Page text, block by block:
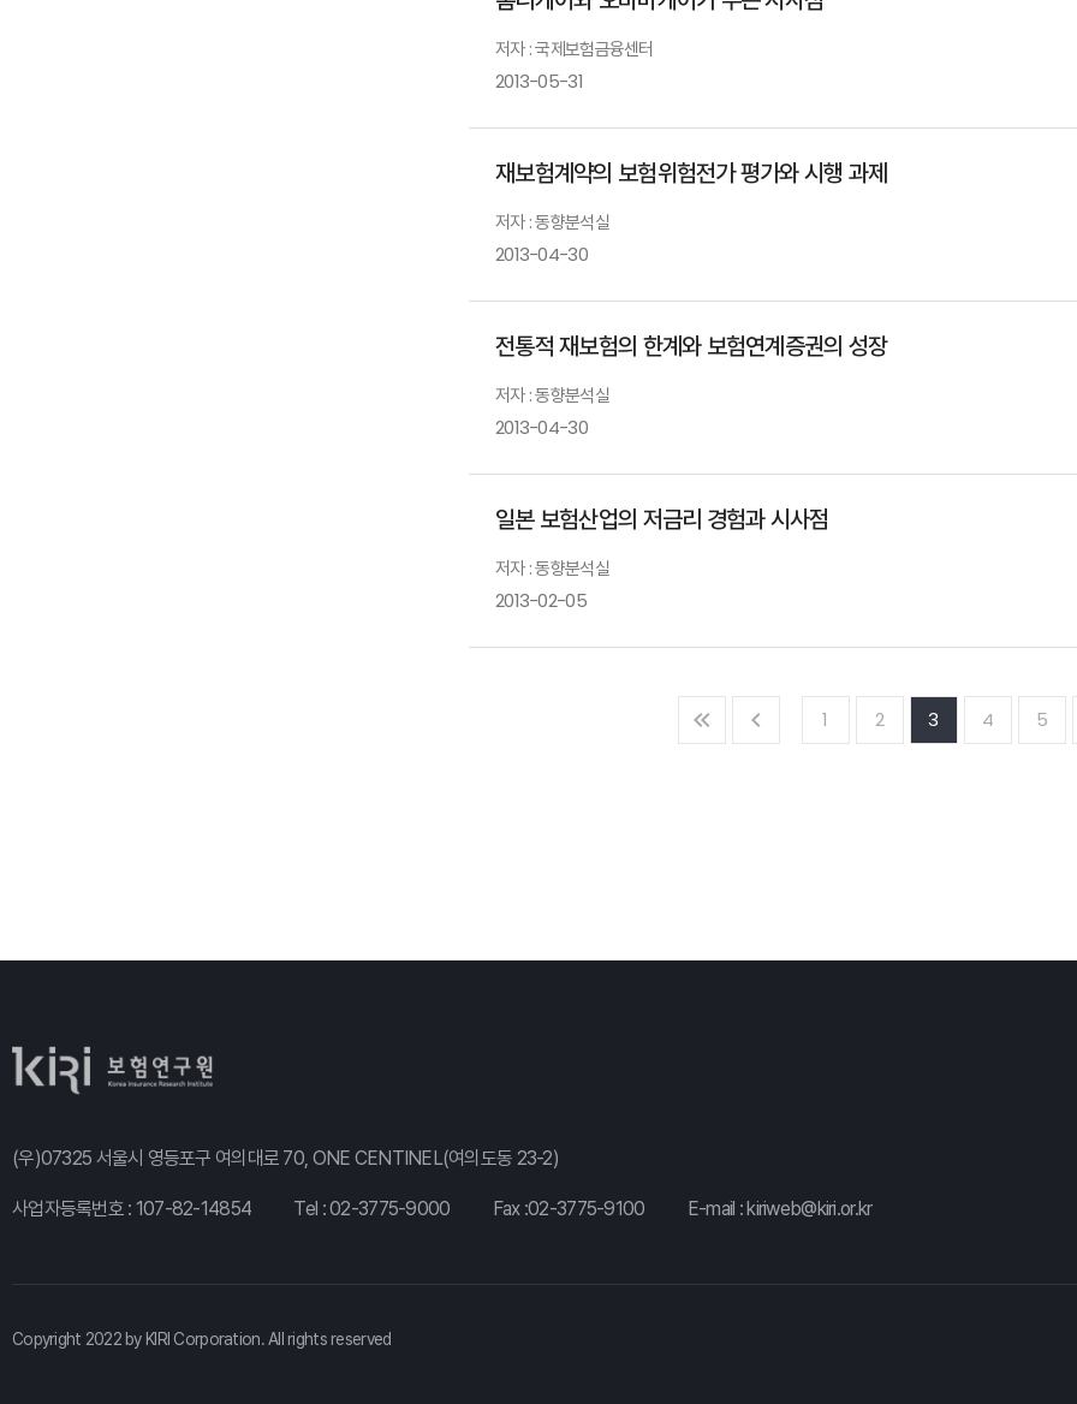
저자 : 국제보험금융센터
2013-05-31
재보험계약의 보험위험전가 평가와 시행 과제
저자 : 동향분석실
2013-04-30
전통적 재보험의 한계와 보험연계증권의 성장
저자 : 동향분석실
2013-04-30
일본 보험산업의 저금리 경험과 시사점
저자 : 동향분석실
2013-02-05
1 2 3 4 5
(우)07325 서울시 영등포구 여의대로 70, ONE CENTINEL(여의도동 23-2)
사업자등록번호 : 107-82-14854 Tel :02-3775-9000 Fax :02-3775-9100 E-mail :kiriweb@kiri.or.kr
Copyright 2022 by KIRI Corporation. All rights reserved